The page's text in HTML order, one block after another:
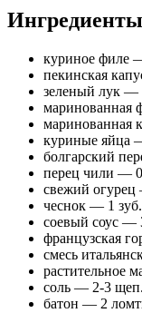
Ингредиенты
куриное филе
пекинская
зеленый лук —
маринованная
маринованная
куриные яйца
болгарский
перец чили —
свежий
чеснок — 1 зуб.
соевый соус —
французская
смесь
растительное
соль — 2-3 щеп.
батон — 2